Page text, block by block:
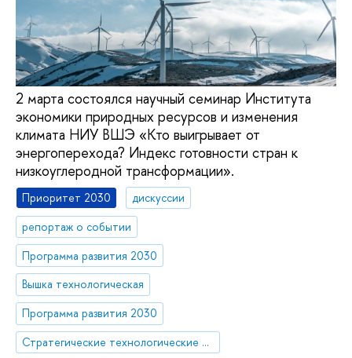
2 марта состоялся научный семинар Института
экономики природных ресурсов и изменения
климата НИУ ВШЭ «Кто выигрывает от
энергоперехода? Индекс готовности стран к
низкоуглеродной трансформации».
Приоритет 2030
дискуссии
репортаж о событии
Программа развития 2030
Вышка технологическая
Программа развития 2030
Стратегические технологические проекты